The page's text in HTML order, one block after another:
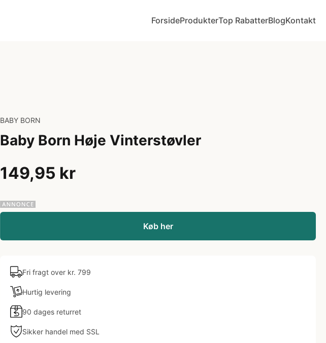
ForsideProdukterTop RabatterBlogKontakt
BABY BORN
Baby Born Høje Vinterstøvler
149,95 kr
Køb her
Fri fragt over kr. 799
Hurtig levering
90 dages returret
Sikker handel med SSL